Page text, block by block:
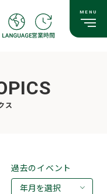
ス
過去のイベント
年月を選択